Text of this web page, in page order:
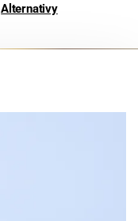
Alternativy